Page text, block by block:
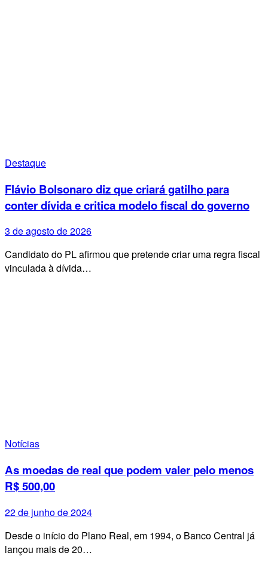
Destaque
Flávio Bolsonaro diz que criará gatilho para
conter dívida e critica modelo fiscal do governo
3 de agosto de 2026
Candidato do PL afirmou que pretende criar uma regra fiscal
vinculada à dívida…
Notícias
As moedas de real que podem valer pelo menos
R$ 500,00
22 de junho de 2024
Desde o início do Plano Real, em 1994, o Banco Central já
lançou mais de 20…